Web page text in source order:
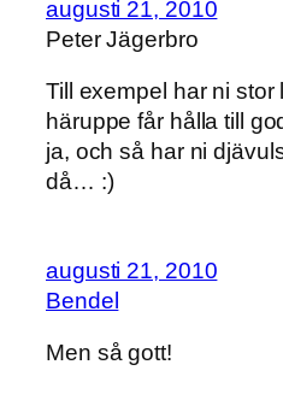
augusti 21, 2010
Peter Jägerbro
Till exempel har ni
häruppe får hålla till
ja, och så har ni
då… :)
augusti 21, 2010
Bendel
Men så gott!